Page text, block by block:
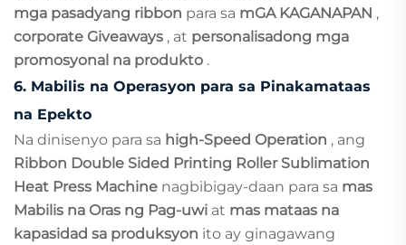
mga pasadyang ribbon para sa mGA KAGANAPAN ,
corporate Giveaways , at personalisadong mga
promosyonal na produkto .
6. Mabilis na Operasyon para sa Pinakamataas
na Epekto
Na dinisenyo para sa high-Speed Operation , ang
Ribbon Double Sided Printing Roller Sublimation
Heat Press Machine nagbibigay-daan para sa mas
Mabilis na Oras ng Pag-uwi at mas mataas na
kapasidad sa produksyon ito ay ginagawang